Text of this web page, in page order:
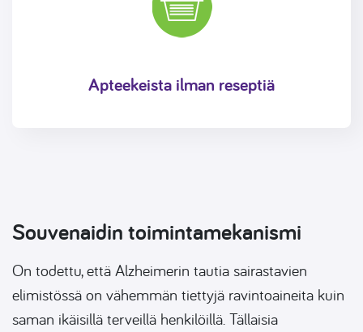
Apteekeista ilman reseptiä
Souvenaidin toimintamekanismi
On todettu, että Alzheimerin tautia sairastavien
elimistössä on vähemmän tiettyjä ravintoaineita kuin
saman ikäisillä terveillä henkilöillä. Tällaisia